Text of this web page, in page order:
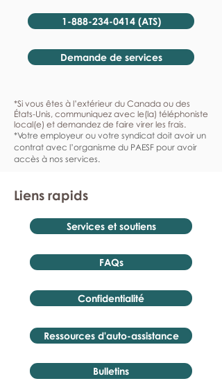
1-888-234-0414 (ATS)
Demande de services
*Si vous êtes à l’extérieur du Canada ou des
États-Unis, communiquez avec le(la) téléphoniste
local(e) et demandez de faire virer les frais.
*Votre employeur ou votre syndicat doit avoir un
contrat avec l’organisme du PAESF pour avoir
accès à nos services.
Liens rapids
Services et soutiens
FAQs
Confidentialité
Ressources d'auto-assistance
Bulletins